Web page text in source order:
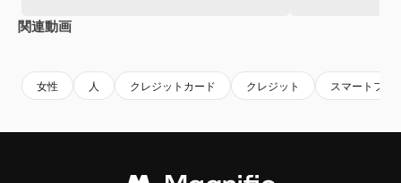
関連動画
女性 人 クレジットカード クレジット スマートフォ